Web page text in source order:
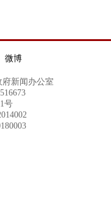
微博
新闻办公室
号